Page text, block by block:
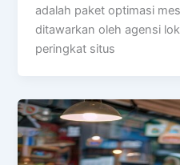
adalah paket optimasi
ditawarkan oleh agensi
peringkat situs